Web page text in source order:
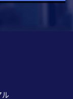
ル